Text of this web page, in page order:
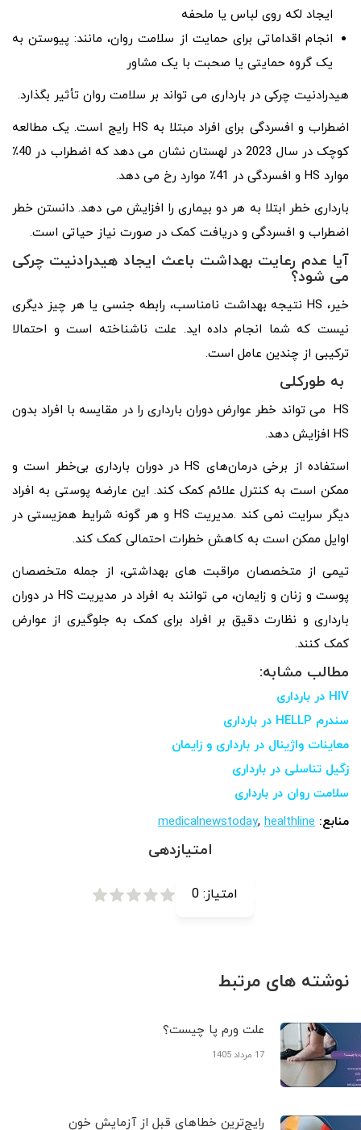
ایجاد لکه روی لباس یا ملحفه
انجام اقداماتی برای حمایت از سلامت روان، مانند: پیوستن به
یک گروه حمایتی یا صحبت با یک مشاور
هیدرادنیت چرکی در بارداری می تواند بر سلامت روان تأثیر بگذارد.
اضطراب و افسردگی برای افراد مبتلا به HS رایج است. یک مطالعه
کوچک در سال 2023 در لهستان نشان می دهد که اضطراب در 40٪
موارد HS و افسردگی در 41٪ موارد رخ می دهد.
بارداری خطر ابتلا به هر دو بیماری را افزایش می دهد. دانستن خطر
اضطراب و افسردگی و دریافت کمک در صورت نیاز حیاتی است.
آیا عدم رعایت بهداشت باعث ایجاد هیدرادنیت چرکی
می شود؟
خیر، HS نتیجه بهداشت نامناسب، رابطه جنسی یا هر چیز دیگری
نیست که شما انجام داده اید. علت ناشناخته است و احتمالا
ترکیبی از چندین عامل است.
به طورکلی
HS می تواند خطر عوارض دوران بارداری را در مقایسه با افراد بدون
HS افزایش دهد.
استفاده از برخی درمان‌های HS در دوران بارداری بی‌خطر است و
ممکن است به کنترل علائم کمک کند. این عارضه پوستی به افراد
دیگر سرایت نمی کند .مدیریت HS و هر گونه شرایط همزیستی در
اوایل ممکن است به کاهش خطرات احتمالی کمک کند.
تیمی از متخصصان مراقبت های بهداشتی، از جمله متخصصان
پوست و زنان و زایمان، می توانند به افراد در مدیریت HS در دوران
بارداری و نظارت دقیق بر افراد برای کمک به جلوگیری از عوارض
کمک کنند.
مطالب مشابه:
HIV در بارداری
سندرم HELLP در بارداری
معاینات واژینال در بارداری و زایمان
زگیل تناسلی در بارداری
سلامت روان در بارداری
منابع:
medicalnewstoday, healthline
امتیازدهی
امتیاز: 0
نوشته های مرتبط
علت ورم پا چیست؟
17 مرداد 1405
رایج‌ترین خطاهای قبل از آزمایش خون